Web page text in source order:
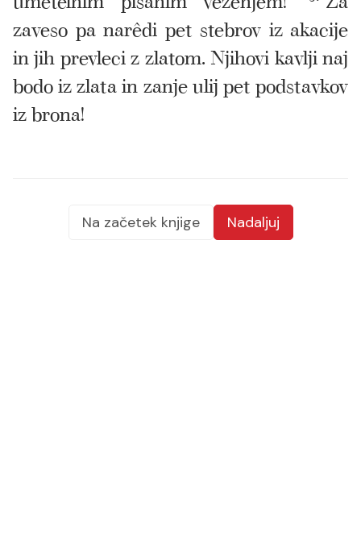
zaveso pa narêdi pet stebrov iz akacije
in jih prevleci z zlatom. Njihovi kavlji naj
bodo iz zlata in zanje ulij pet podstavkov
iz brona!
Na začetek knjige Nadaljuj